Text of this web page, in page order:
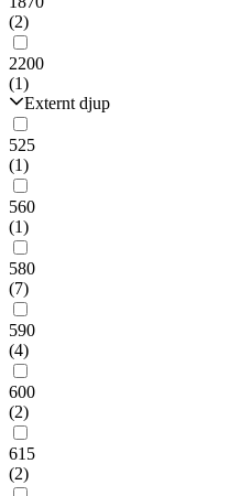
(2)
2200
(1)
Externt djup
525
(1)
560
(1)
580
(7)
590
(4)
600
(2)
615
(2)